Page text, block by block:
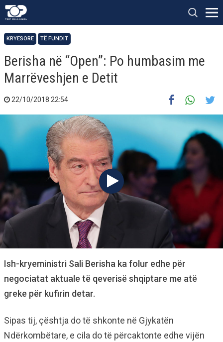
KRYESORE TË FUNDIT
Berisha në “Open”: Po humbasim me
Marrëveshjen e Detit
22/10/2018 22:54
Ish-kryeministri Sali Berisha ka folur edhe për
negociatat aktuale të qeverisë shqiptare me atë
greke për kufirin detar.
Sipas tij, çështja do të shkonte në Gjykatën
Ndërkombëtare, e cila do të përcaktonte edhe vijën